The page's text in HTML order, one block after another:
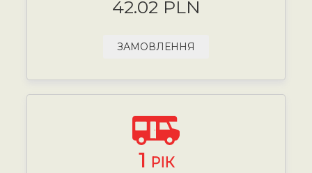
42.02 PLN
ЗАМОВЛЕННЯ
1 РІК